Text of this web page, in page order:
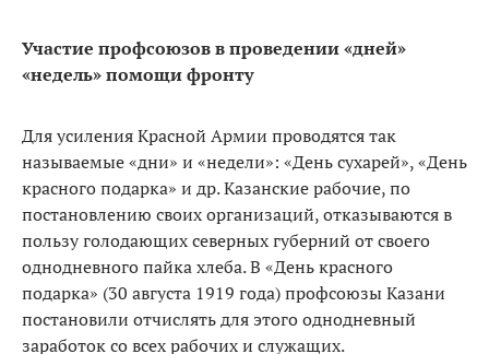
Участие профсоюзов в проведении «дней»
«недель» помощи фронту
Для усиления Красной Армии проводятся так
называемые «дни» и «недели»: «День сухарей», «День
красного подарка» и др. Казанские рабочие, по
постановлению своих организаций, отказываются в
пользу голодающих северных губерний от своего
однодневного пайка хлеба. В «День красного
подарка» (30 августа 1919 года) профсоюзы Казани
постановили отчислять для этого однодневный
заработок со всех рабочих и служащих.